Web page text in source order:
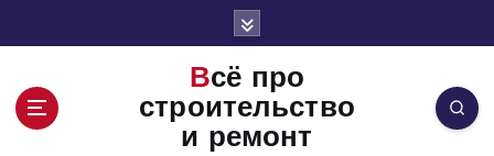
Всё про
строительство
и ремонт